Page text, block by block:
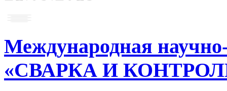
Международная
«СВАРКА И КОНТРОЛЬ